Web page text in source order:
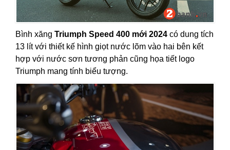
Bình xăng Triumph Speed 400 mới 2024 có dung tích
13 lít với thiết kế hình giọt nước lõm vào hai bên kết
hợp với nước sơn tương phản cũng họa tiết logo
Triumph mang tính biểu tượng.